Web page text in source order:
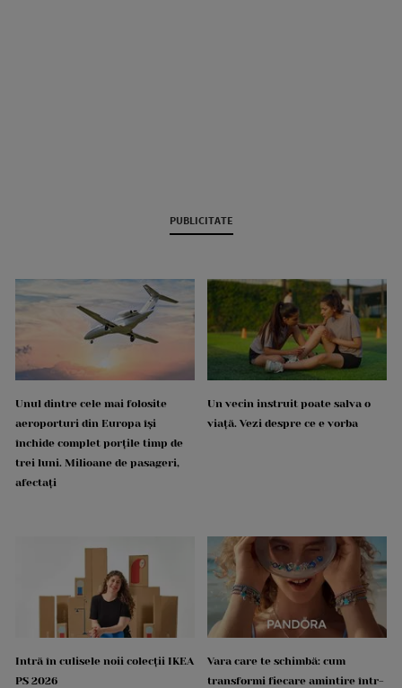
PUBLICITATE
Unul dintre cele mai folosite
aeroporturi din Europa își
închide complet porțile timp de
trei luni. Milioane de pasageri,
afectați
Un vecin instruit poate salva o
viață. Vezi despre ce e vorba
Intră în culisele noii colecții IKEA
PS 2026
Vara care te schimbă: cum
transformi fiecare amintire într-